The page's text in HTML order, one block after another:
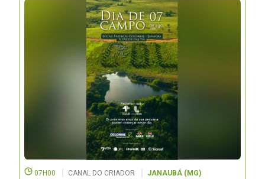
07H00 CANAL DO CRIADOR JANAUBÁ (MG)